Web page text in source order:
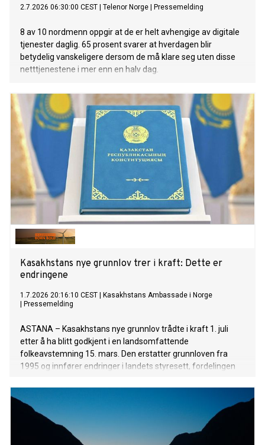
2.7.2026 06:30:00 CEST Telenor Norge Pressemelding
8 av 10 nordmenn oppgir at de er helt avhengige av digitale
tjenester daglig. 65 prosent svarer at hverdagen blir
betydelig vanskeligere dersom de må klare seg uten disse
netttjenestene i mer enn en halv dag.
Kasakhstans nye grunnlov trer i kraft: Dette er
endringene
1.7.2026 20:16:10 CEST
Kasakhstans Ambassade i Norge
Pressemelding
ASTANA – Kasakhstans nye grunnlov trådte i kraft 1. juli
etter å ha blitt godkjent i en landsomfattende
folkeavstemning 15. mars. Den erstatter grunnloven fra
1995 og innfører endringer i landets styresett, fordelingen